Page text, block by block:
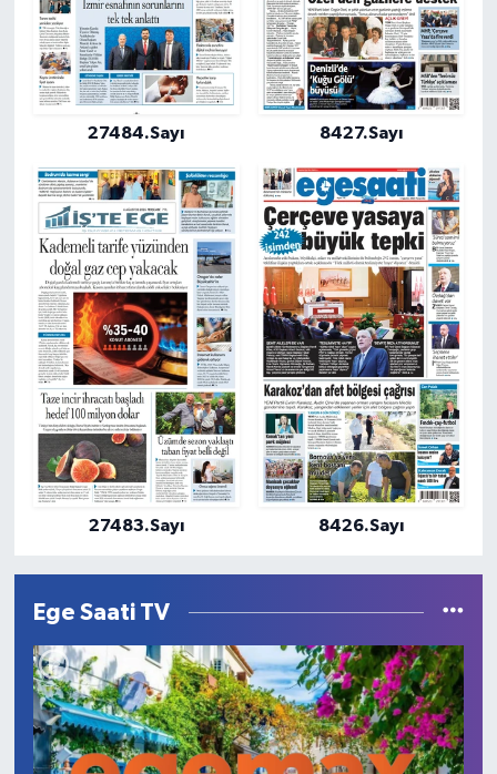
27484.Sayı 8427.Sayı
27483.Sayı 8426.Sayı
Ege Saati TV